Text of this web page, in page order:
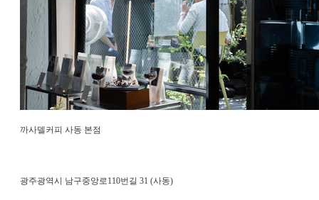
까사델커피 사동 본점
광주광역시 남구중앙로110번길 31 (사동)